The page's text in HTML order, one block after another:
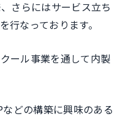
さらにはサービス立ち
行なっております。
ール事業を通して内製
どの構築に興味のある